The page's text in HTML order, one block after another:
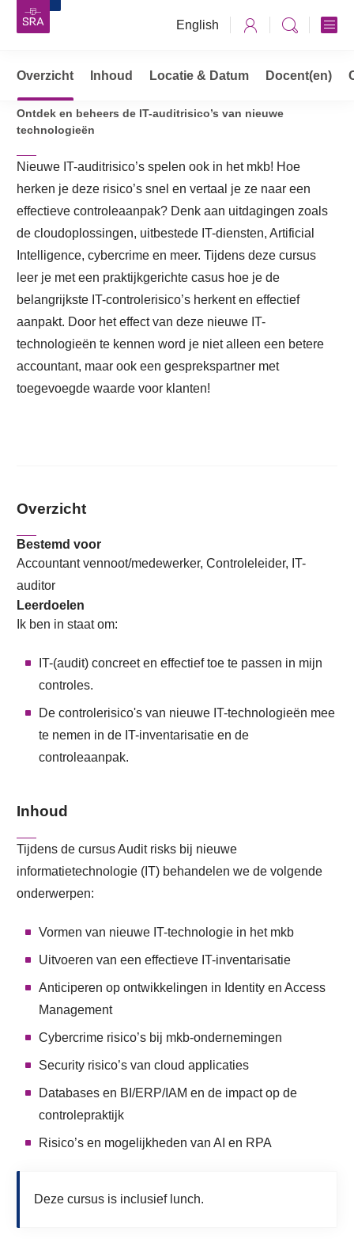
English
informatietechnologie (IT)
Ontdek en beheers de IT-auditrisico’s van nieuwe
technologieën
Nieuwe IT-auditrisico’s spelen ook in het mkb! Hoe
herken je deze risico’s snel en vertaal je ze naar een
effectieve controleaanpak? Denk aan uitdagingen zoals
de cloudoplossingen, uitbestede IT-diensten, Artificial
Intelligence, cybercrime en meer. Tijdens deze cursus
leer je met een praktijkgerichte casus hoe je de
belangrijkste IT-controlerisico’s herkent en effectief
aanpakt. Door het effect van deze nieuwe IT-
technologieën te kennen word je niet alleen een betere
accountant, maar ook een gesprekspartner met
toegevoegde waarde voor klanten!
Overzicht Inhoud Locatie & Datum Docent(en)
Overzicht
Bestemd voor
Accountant vennoot/medewerker, Controleleider, IT-
auditor
Leerdoelen
Ik ben in staat om:
IT-(audit) concreet en effectief toe te passen in mijn
controles.
De controlerisico's van nieuwe IT-technologieën mee
te nemen in de IT-inventarisatie en de
controleaanpak.
Inhoud
Tijdens de cursus Audit risks bij nieuwe
informatietechnologie (IT) behandelen we de volgende
onderwerpen:
Vormen van nieuwe IT-technologie in het mkb
Uitvoeren van een effectieve IT-inventarisatie
Anticiperen op ontwikkelingen in Identity en Access
Management
Cybercrime risico’s bij mkb-ondernemingen
Security risico’s van cloud applicaties
Databases en BI/ERP/IAM en de impact op de
controlepraktijk
Risico’s en mogelijkheden van AI en RPA
Deze cursus is inclusief lunch.